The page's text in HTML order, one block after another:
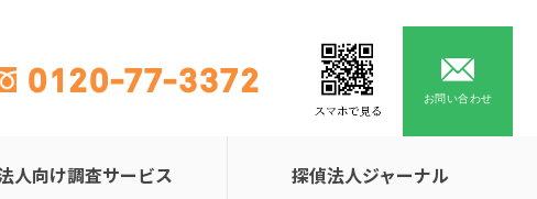
お問い合わせ
0120-77-3372
人向け調査サービス 探偵法人ジャーナル